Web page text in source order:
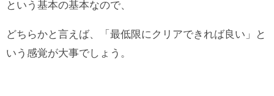
という基本の基本なので、
どちらかと言えば、「最低限にクリアできれば良い」と
いう感覚が大事でしょう。